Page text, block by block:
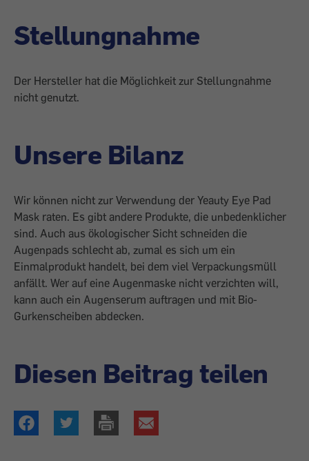
Stellungnahme
Der Hersteller hat die Möglichkeit zur Stellungnahme
nicht genutzt.
Unsere Bilanz
Wir können nicht zur Verwendung der Yeauty Eye Pad
Mask raten. Es gibt andere Produkte, die unbedenklicher
sind. Auch aus ökologischer Sicht schneiden die
Augenpads schlecht ab, zumal es sich um ein
Einmalprodukt handelt, bei dem viel Verpackungsmüll
anfällt. Wer auf eine Augenmaske nicht verzichten will,
kann auch ein Augenserum auftragen und mit Bio-
Gurkenscheiben abdecken.
Diesen Beitrag teilen